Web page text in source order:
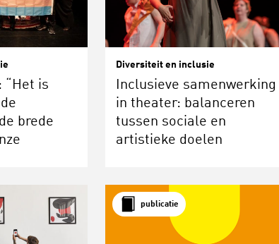
“Het is
brede
Diversiteit en inclusie
Inclusieve samenwerking
in theater: balanceren
tussen sociale en
artistieke doelen
publicatie